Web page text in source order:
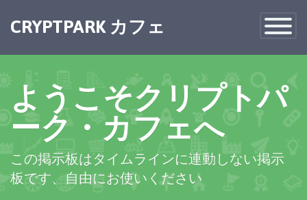
Toggle
CRYPTPARK カフェ
ようこそクリプトパ
ーク・カフェへ
この掲示板はタイムラインに連動しない掲示
板です、自由にお使いください